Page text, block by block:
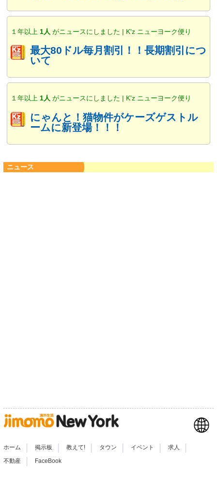
１年以上 1人 がニュースにしました | K'z ニューヨーク便り
最大80ドル毎月割引！！長期割引につ
いて
１年以上 1人 がニュースにしました | K'z ニューヨーク便り
にゃんと！猫物件がケーズゲストル
ームに新登場！！！
ニュース
ホーム 掲示板 教えて! タウン イベント 求人
不動産 | FaceBook